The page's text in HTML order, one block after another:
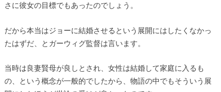
さに彼女の目標でもあったのでしょう。
だから本当はジョーに結婚させるという展開にはしたくなかっ
たはずだ、とガーウィグ監督は言います。
当時は良妻賢母が良しとされ、女性は結婚して家庭に入るも
の、という概念が一般的でしたから、物語の中でもそういう展